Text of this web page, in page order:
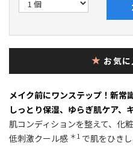
お気
メイク前にワンステップ！新常
しっとり保湿、ゆらぎ肌ケア、
肌コンディションを整えて、化
低刺激クール感 ＊1 で肌をひき